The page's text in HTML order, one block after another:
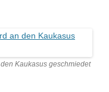
Kaukasus geschmiedet